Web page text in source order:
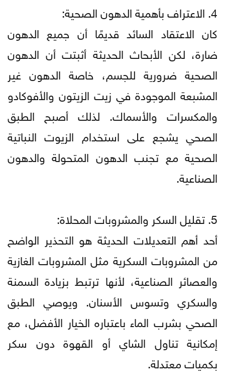
4. الاعتراف بأهمية الدهون الصحية:
كان الاعتقاد السائد قديمًا أن جميع الدهون
ضارة، لكن الأبحاث الحديثة أثبتت أن الدهون
الصحية ضرورية للجسم، خاصة الدهون غير
المشبعة الموجودة في زيت الزيتون والأفوكادو
والمكسرات والأسماك. لذلك أصبح الطبق
الصحي يشجع على استخدام الزيوت النباتية
الصحية مع تجنب الدهون المتحولة والدهون
الصناعية.
5. تقليل السكر والمشروبات المحلاة:
أحد أهم التعديلات الحديثة هو التحذير الواضح
من المشروبات السكرية مثل المشروبات الغازية
والعصائر الصناعية، لأنها ترتبط بزيادة السمنة
والسكري وتسوس الأسنان. ويوصي الطبق
الصحي بشرب الماء باعتباره الخيار الأفضل، مع
إمكانية تناول الشاي أو القهوة دون سكر
بكميات معتدلة.